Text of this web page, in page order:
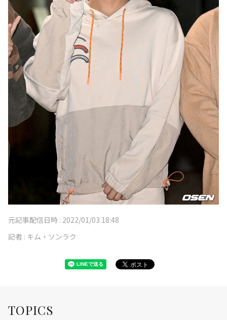
元記事配信日時 : 2022/01/03 18:48
記者 : キム・ソンラク
TOPICS